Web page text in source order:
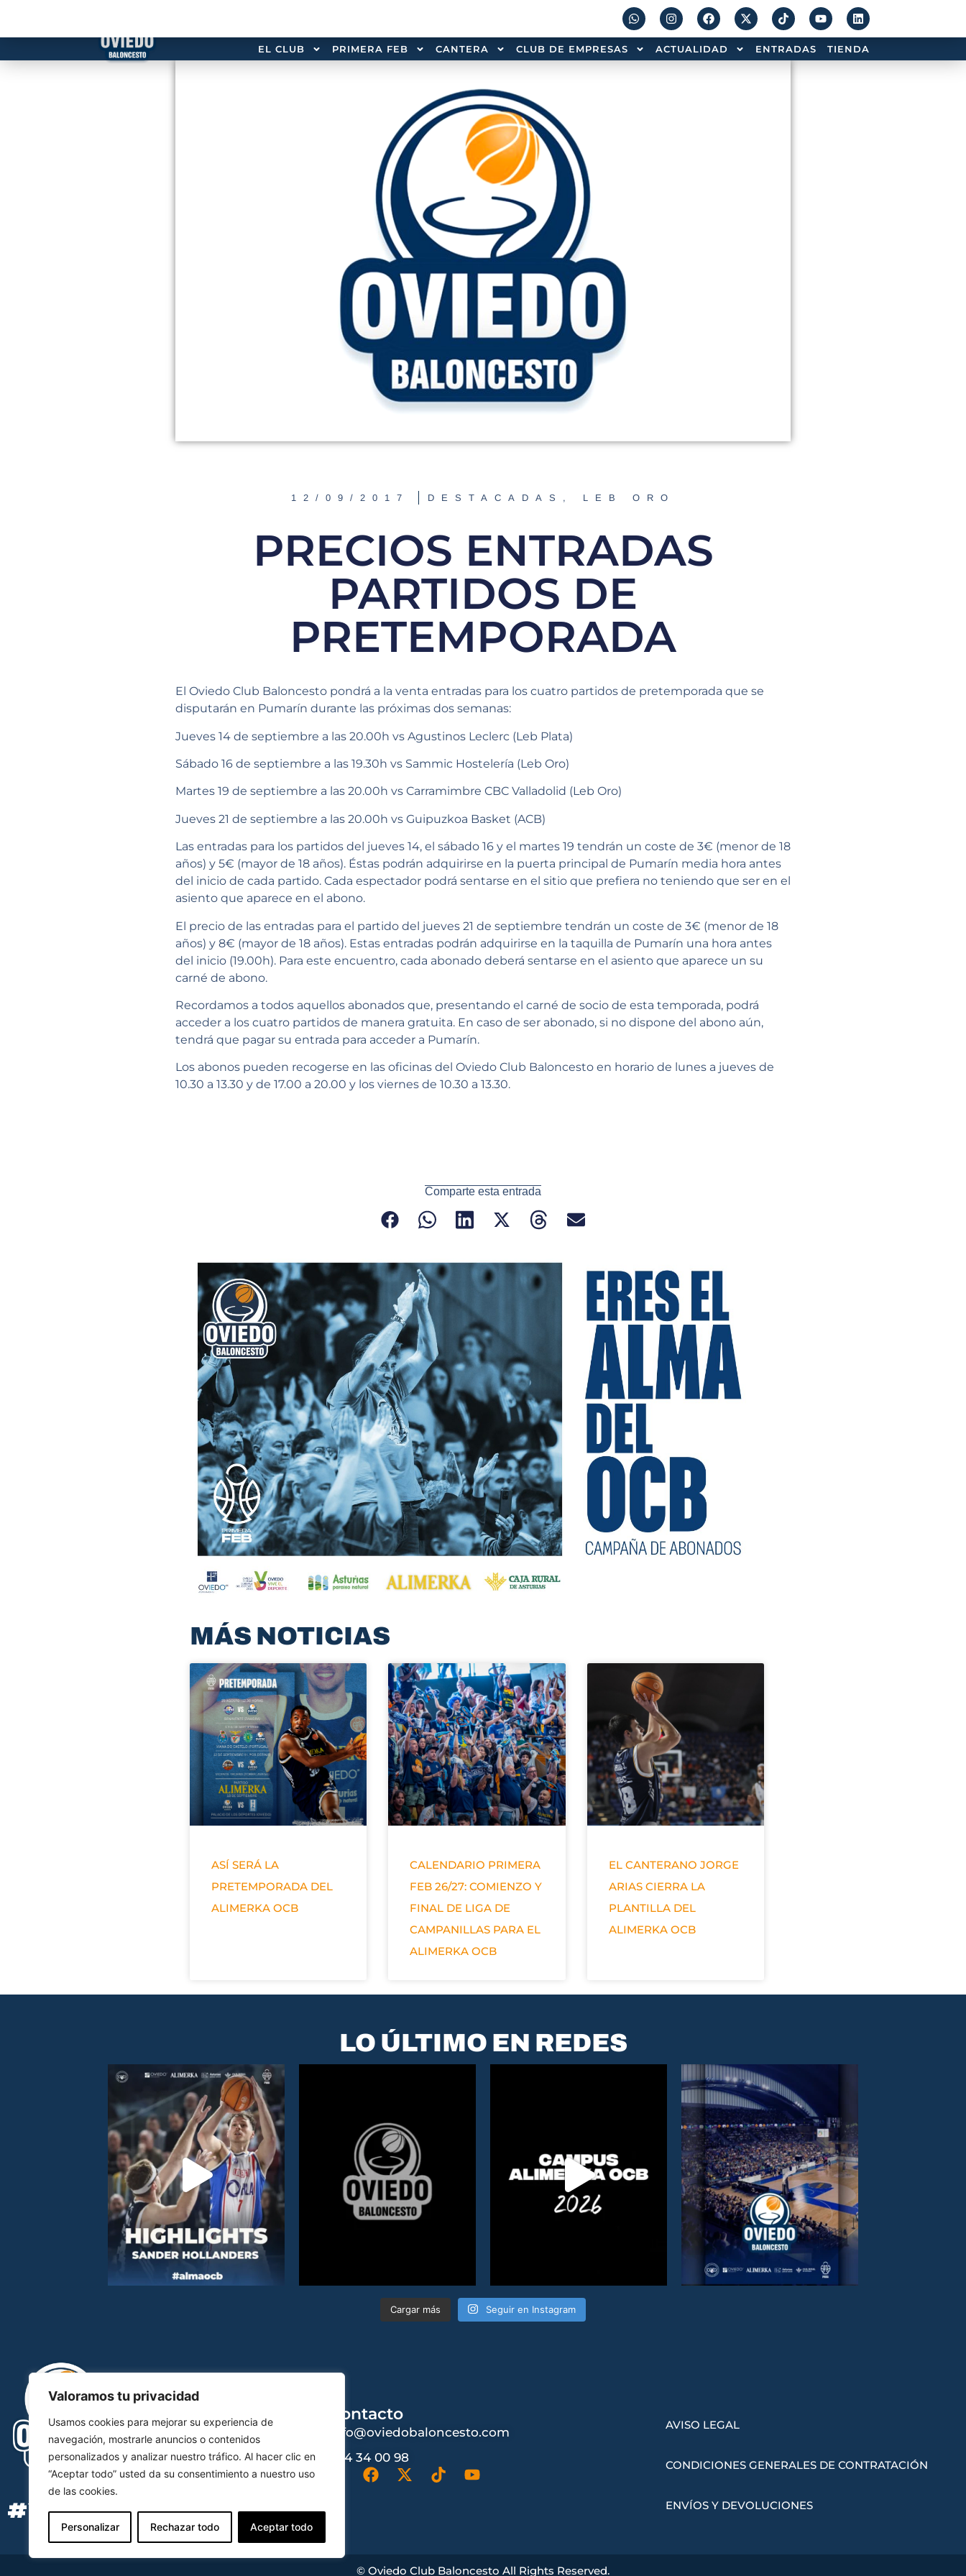
Valoramos tu privacidad
Usamos cookies para mejorar su experiencia de
navegación, mostrarle anuncios o contenidos
personalizados y analizar nuestro tráfico. Al hacer clic en
“Aceptar todo” usted da su consentimiento a nuestro uso
de las cookies.
Personalizar Rechazar todo Aceptar todo
EL CLUB PRIMERA FEB CANTERA CLUB DE EMPRESAS ACTUALIDAD ENTRADAS TIENDA
12/09/2017 DESTACADAS , LEB ORO
PRECIOS ENTRADAS
PARTIDOS DE
PRETEMPORADA
El Oviedo Club Baloncesto pondrá a la venta entradas para los cuatro partidos de pretemporada que se
disputarán en Pumarín durante las próximas dos semanas:
Jueves 14 de septiembre a las 20.00h vs Agustinos Leclerc (Leb Plata)
Sábado 16 de septiembre a las 19.30h vs Sammic Hostelería (Leb Oro)
Martes 19 de septiembre a las 20.00h vs Carramimbre CBC Valladolid (Leb Oro)
Jueves 21 de septiembre a las 20.00h vs Guipuzkoa Basket (ACB)
Las entradas para los partidos del jueves 14, el sábado 16 y el martes 19 tendrán un coste de 3€ (menor de 18
años) y 5€ (mayor de 18 años). Éstas podrán adquirirse en la puerta principal de Pumarín media hora antes
del inicio de cada partido. Cada espectador podrá sentarse en el sitio que prefiera no teniendo que ser en el
asiento que aparece en el abono.
El precio de las entradas para el partido del jueves 21 de septiembre tendrán un coste de 3€ (menor de 18
años) y 8€ (mayor de 18 años). Estas entradas podrán adquirirse en la taquilla de Pumarín una hora antes
del inicio (19.00h). Para este encuentro, cada abonado deberá sentarse en el asiento que aparece un su
carné de abono.
Recordamos a todos aquellos abonados que, presentando el carné de socio de esta temporada, podrá
acceder a los cuatro partidos de manera gratuita. En caso de ser abonado, si no dispone del abono aún,
tendrá que pagar su entrada para acceder a Pumarín.
Los abonos pueden recogerse en las oficinas del Oviedo Club Baloncesto en horario de lunes a jueves de
10.30 a 13.30 y de 17.00 a 20.00 y los viernes de 10.30 a 13.30.
Comparte esta entrada
MÁS NOTICIAS
ASÍ SERÁ LA
PRETEMPORADA DEL
ALIMERKA OCB
CALENDARIO PRIMERA
FEB 26/27: COMIENZO Y
FINAL DE LIGA DE
CAMPANILLAS PARA EL
ALIMERKA OCB
EL CANTERANO JORGE
ARIAS CIERRA LA
PLANTILLA DEL
ALIMERKA OCB
LO ÚLTIMO EN REDES
Cargar más Seguir en Instagram
#YOSOYOCB
Contacto
info@oviedobaloncesto.com
984 34 00 98
AVISO LEGAL
CONDICIONES GENERALES DE CONTRATACIÓN
ENVÍOS Y DEVOLUCIONES
© Oviedo Club Baloncesto All Rights Reserved.